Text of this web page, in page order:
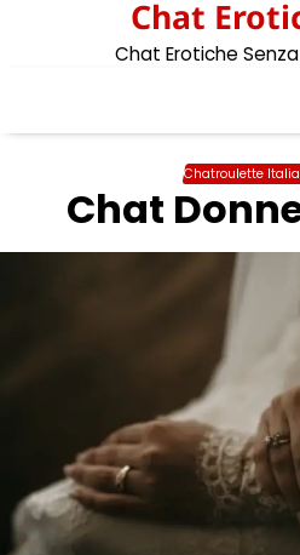
Chat
Chat Erotiche
Chatroulette
Chat